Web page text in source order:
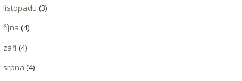
listopadu (3)
října (4)
září(4)
srpna (4)